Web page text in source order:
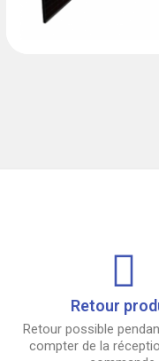
Retour
Retour possible
compter de la